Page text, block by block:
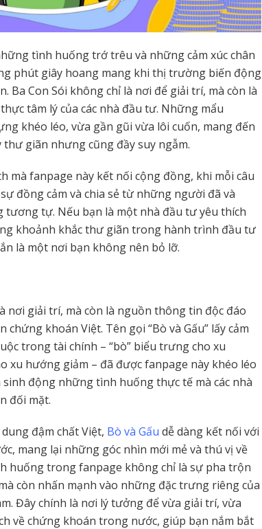
tình huống trớ trêu và những cảm xúc chân
phút giây hoang mang khi thị trường biến động
Ba Con Sói không chỉ là nơi để giải trí, mà còn là
tâm lý của các nhà đầu tư. Những mẩu
khéo léo, vừa gần gũi vừa lôi cuốn, mang đến
giãn nhưng cũng đầy suy ngẫm.
mà fanpage này kết nối cộng đồng, khi mỗi câu
đồng cảm và chia sẻ từ những người đã và
tự. Nếu bạn là một nhà đầu tư yêu thích
khoảnh khắc thư giãn trong hành trình đầu tư
là một nơi bạn không nên bỏ lỡ.
nơi giải trí, mà còn là nguồn thông tin độc đáo
khoán Việt. Tên gọi “Bò và Gấu” lấy cảm
trong tài chính – “bò” biểu trưng cho xu
xu hướng giảm – đã được fanpage này khéo léo
sinh động những tình huống thực tế mà các nhà
đối mặt.
đậm chất Việt, Bò và Gấu dễ dàng kết nối với
mang lại những góc nhìn mới mẻ và thú vị về
huống trong fanpage không chỉ là sự pha trộn
còn nhấn mạnh vào những đặc trưng riêng của
Đây chính là nơi lý tưởng để vừa giải trí, vừa
về chứng khoán trong nước, giúp bạn nắm bắt